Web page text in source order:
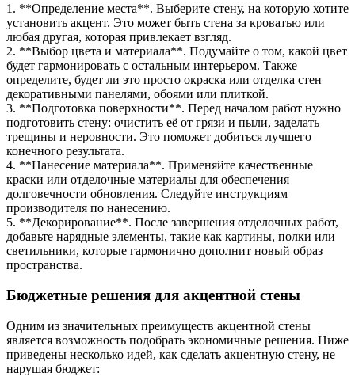
1. **Определение места**. Выберите стену, на которую хотите
установить акцент. Это может быть стена за кроватью или
любая другая, которая привлекает взгляд.
2. **Выбор цвета и материала**. Подумайте о том, какой цвет
будет гармонировать с остальным интерьером. Также
определите, будет ли это просто окраска или отделка стен
декоративными панелями, обоями или плиткой.
3. **Подготовка поверхности**. Перед началом работ нужно
подготовить стену: очистить её от грязи и пыли, заделать
трещины и неровности. Это поможет добиться лучшего
конечного результата.
4. **Нанесение материала**. Применяйте качественные
краски или отделочные материалы для обеспечения
долговечности обновления. Следуйте инструкциям
производителя по нанесению.
5. **Декорирование**. После завершения отделочных работ,
добавьте нарядные элементы, такие как картины, полки или
светильники, которые гармонично дополнит новый образ
пространства.
Бюджетные решения для акцентной стены
Одним из значительных преимуществ акцентной стены
является возможность подобрать экономичные решения. Ниже
приведены несколько идей, как сделать акцентную стену, не
нарушая бюджет: